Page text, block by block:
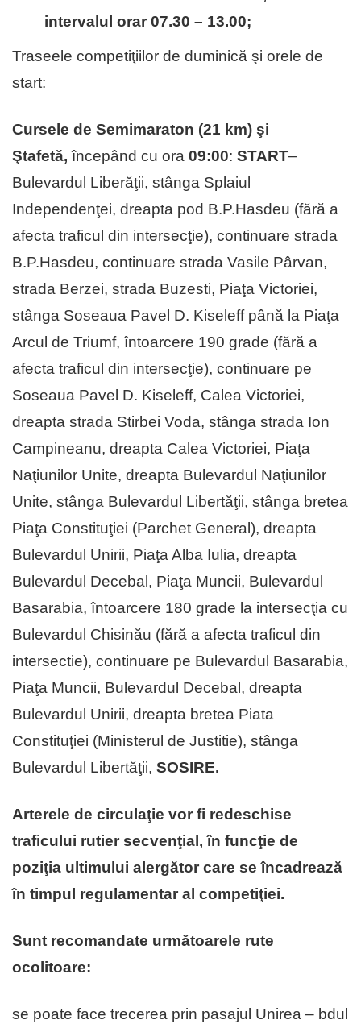
intervalul orar 07.30 – 13.00;
Traseele competiţiilor de duminică şi orele de
start:
Cursele de Semimaraton (21 km) şi
Ştafetă, începând cu ora 09:00: START–
Bulevardul Liberăţii, stânga Splaiul
Independenţei, dreapta pod B.P.Hasdeu (fără a
afecta traficul din intersecţie), continuare strada
B.P.Hasdeu, continuare strada Vasile Pârvan,
strada Berzei, strada Buzesti, Piaţa Victoriei,
stânga Soseaua Pavel D. Kiseleff până la Piaţa
Arcul de Triumf, întoarcere 190 grade (fără a
afecta traficul din intersecţie), continuare pe
Soseaua Pavel D. Kiseleff, Calea Victoriei,
dreapta strada Stirbei Voda, stânga strada Ion
Campineanu, dreapta Calea Victoriei, Piaţa
Naţiunilor Unite, dreapta Bulevardul Naţiunilor
Unite, stânga Bulevardul Libertăţii, stânga bretea
Piaţa Constituţiei (Parchet General), dreapta
Bulevardul Unirii, Piaţa Alba Iulia, dreapta
Bulevardul Decebal, Piaţa Muncii, Bulevardul
Basarabia, întoarcere 180 grade la intersecţia cu
Bulevardul Chisinău (fără a afecta traficul din
intersectie), continuare pe Bulevardul Basarabia,
Piaţa Muncii, Bulevardul Decebal, dreapta
Bulevardul Unirii, dreapta bretea Piata
Constituţiei (Ministerul de Justitie), stânga
Bulevardul Libertăţii, SOSIRE.
Arterele de circulaţie vor fi redeschise
traficului rutier secvenţial, în funcţie de
poziţia ultimului alergător care se încadrează
în timpul regulamentar al competiţiei.
Sunt recomandate următoarele rute
ocolitoare:
se poate face trecerea prin pasajul Unirea – bdul